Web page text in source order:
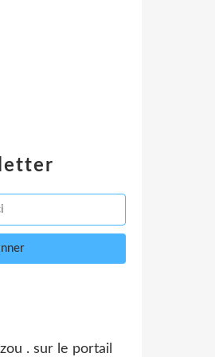
. sur le portail